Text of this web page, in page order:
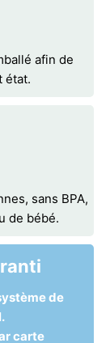
afin de
état.
sans BPA,
de bébé.
de
carte